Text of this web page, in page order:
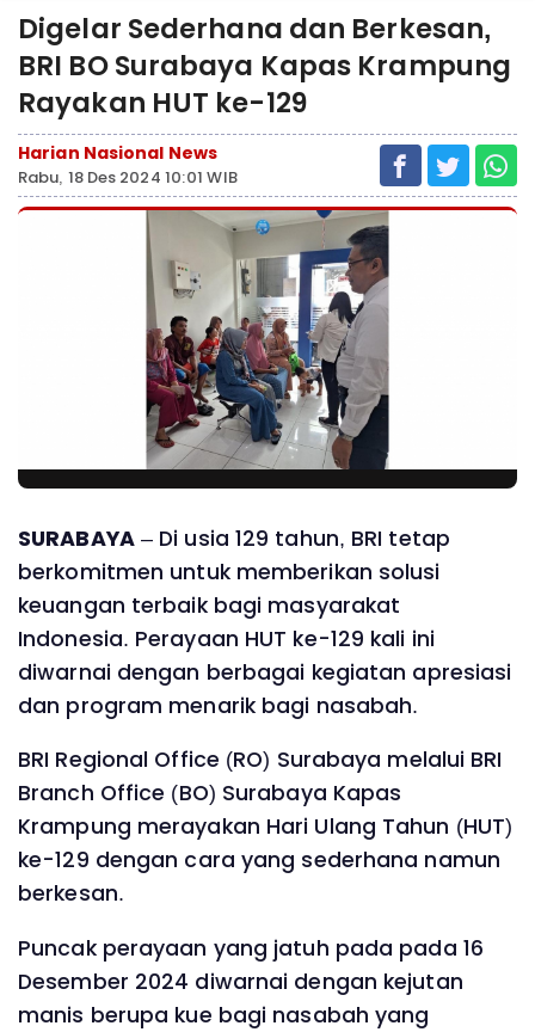
Digelar Sederhana dan Berkesan,
BRI BO Surabaya Kapas Krampung
Rayakan HUT ke-129
Harian Nasional News
Rabu, 18 Des 2024 10:01 WIB
SURABAYA– Di usia 129 tahun, BRI tetap
berkomitmen untuk memberikan solusi
keuangan terbaik bagi masyarakat
Indonesia. Perayaan HUT ke-129 kali ini
diwarnai dengan berbagai kegiatan apresiasi
dan program menarik bagi nasabah.
BRI Regional Office (RO) Surabaya melalui BRI
Branch Office (BO) Surabaya Kapas
Krampung merayakan Hari Ulang Tahun (HUT)
ke-129 dengan cara yang sederhana namun
berkesan.
Puncak perayaan yang jatuh pada pada 16
Desember 2024 diwarnai dengan kejutan
manis berupa kue bagi nasabah yang